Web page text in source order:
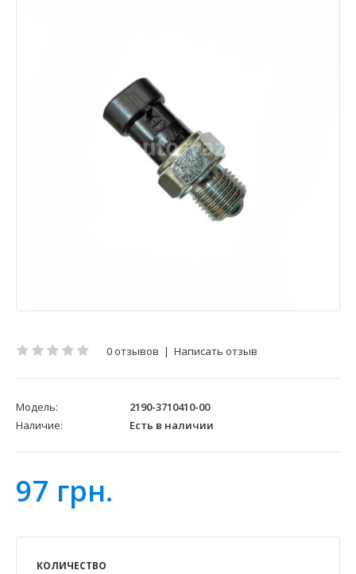
0 отзывов | Написать отзыв
Модель:
2190-3710410-00
Наличие:
Есть в наличии
97 грн.
КОЛИЧЕСТВО